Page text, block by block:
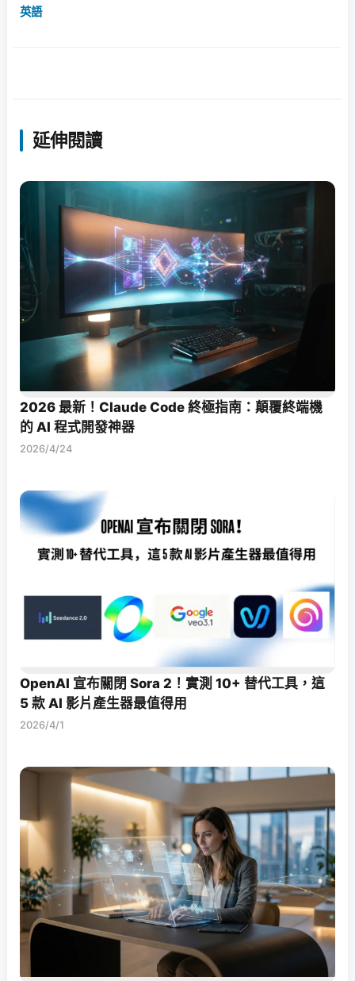
英語
延伸閱讀
2026 最新！Claude Code 終極指南：顛覆終端機
的 AI 程式開發神器
2026/4/24
OpenAI 宣布關閉 Sora 2！實測 10+ 替代工具，這
5 款 AI 影片產生器最值得用
2026/4/1